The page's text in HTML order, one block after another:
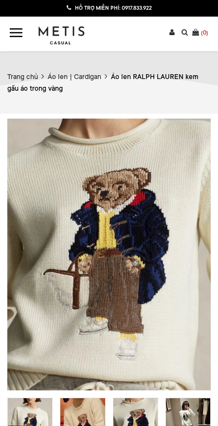
HỖ TRỢ MIỄN PHÍ: 0917.833.922
(0)
Trang chủ Áo len | Cardigan
Áo len RALPH LAUREN kem
gấu áo trong vàng